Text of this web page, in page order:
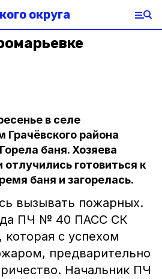
округа
в селе
района
баня. Хозяева
готовиться к
баня и загорелась.
вызывать пожарных.
ПЧ № 40 ПАСС СК
с успехом
предварительно
Начальник ПЧ